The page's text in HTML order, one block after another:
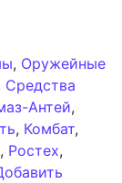
, Оружейные
Средства
Антей,
, Комбат,
, Ростех,